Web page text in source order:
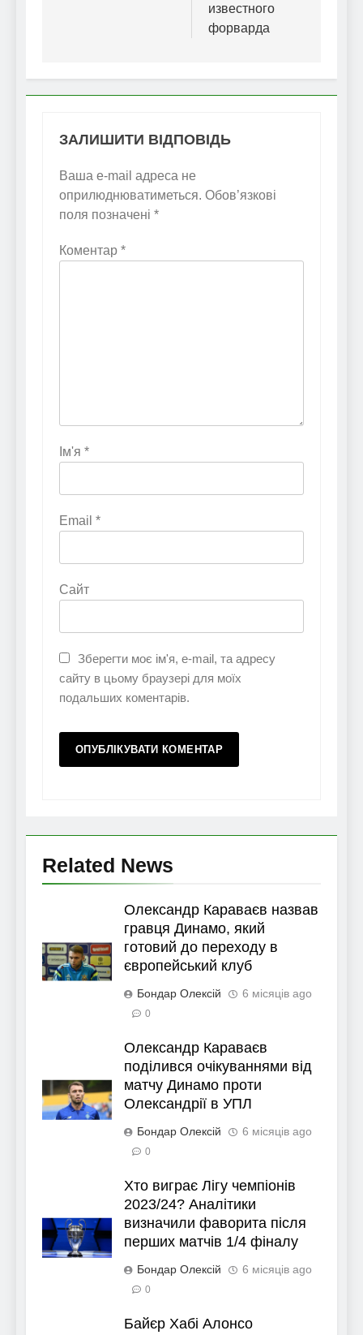
известного
форварда
ЗАЛИШИТИ ВІДПОВІДЬ
Ваша e-mail адреса не
оприлюднюватиметься. Обов’язкові
поля позначені *
Коментар *
Ім'я *
Email *
Сайт
Зберегти моє ім'я, e-mail, та адресу
сайту в цьому браузері для моїх
подальших коментарів.
Related News
Олександр Караваєв назвав
гравця Динамо, який
готовий до переходу в
європейський клуб
Бондар Олексій 6 місяців ago
0
Олександр Караваєв
поділився очікуваннями від
матчу Динамо проти
Олександрії в УПЛ
Бондар Олексій 6 місяців ago
0
Хто виграє Лігу чемпіонів
2023/24? Аналітики
визначили фаворита після
перших матчів 1/4 фіналу
Бондар Олексій 6 місяців ago
0
Байєр Хабі Алонсо